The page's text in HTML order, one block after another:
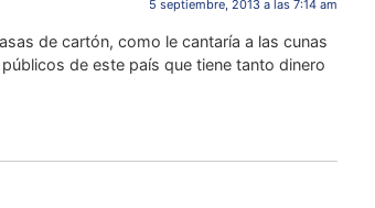
5 septiembre, 2013 a las 7:14 am
de cartón, como le cantaría a las cunas
de este país que tiene tanto dinero